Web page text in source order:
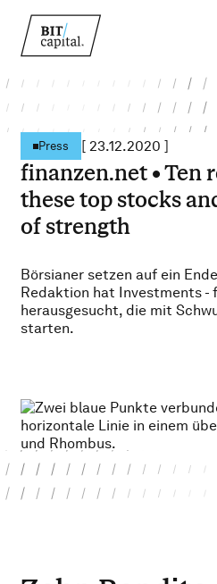
Press [ 23.12.2020 ]
finanzen.net • Ten
these top stocks
of strength
Börsianer setzen auf ein
Redaktion hat Investments -
herausgesucht, die mit
starten.